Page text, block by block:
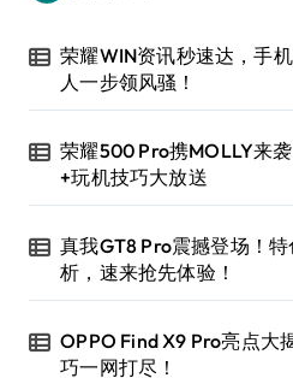
荣耀WIN资讯秒速达，手
人一步领风骚！
荣耀500 Pro携MOLLY来
+玩机技巧大放送
真我GT8 Pro震撼登场！
析，速来抢先体验！
OPPO Find X9 Pro亮点大
巧一网打尽！